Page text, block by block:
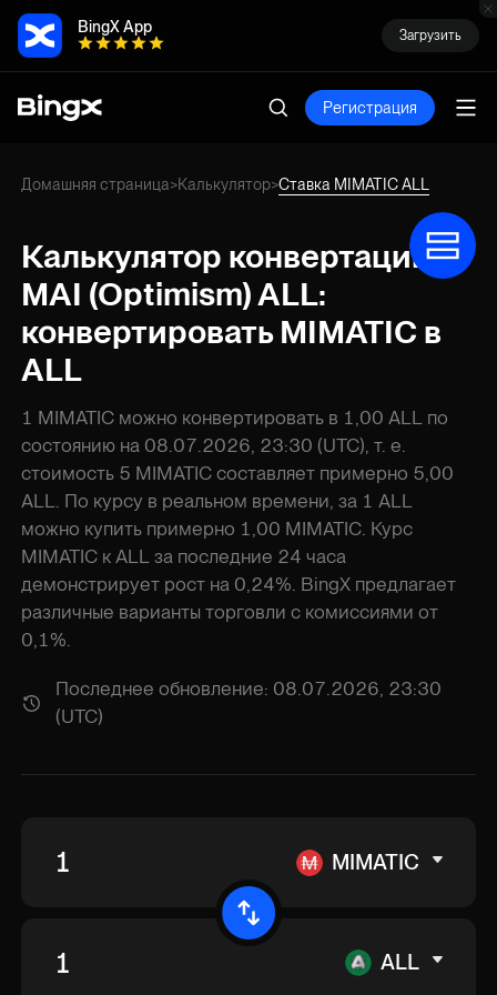
BingX App Загрузить
Регистрация
Домашняя страница>Калькулятор>Ставка MIMATIC ALL
Калькулятор конвертации
MAI (Optimism) ALL:
конвертировать MIMATIC в
ALL
1 MIMATIC можно конвертировать в 1,00 ALL по
состоянию на 08.07.2026, 23:30 (UTC), т. е.
стоимость 5 MIMATIC составляет примерно 5,00
ALL. По курсу в реальном времени, за 1 ALL
можно купить примерно 1,00 MIMATIC. Курс
MIMATIC к ALL за последние 24 часа
демонстрирует рост на 0,24%. BingX предлагает
различные варианты торговли с комиссиями от
0,1%.
Последнее обновление: 08.07.2026, 23:30
(UTC)
MIMATIC
ALL